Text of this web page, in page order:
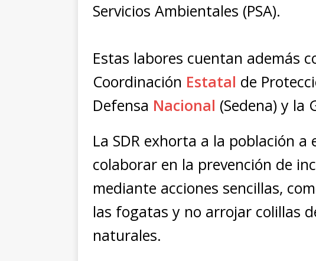
Servicios Ambientales (PSA).
Estas labores cuentan además
Coordinación Estatal de
Defensa Nacional (Sedena) y la
La SDR exhorta a la población
colaborar en la prevención de
mediante acciones sencillas,
las fogatas y no arrojar colillas
naturales.